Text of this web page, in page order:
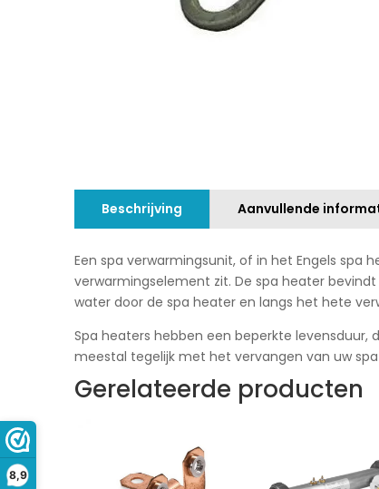
8,9
Beschrijving Aanvullende
Een spa verwarmingsunit, of in het Engels spa
verwarmingselement zit. De spa heater
water door de spa heater en langs het hete
Spa heaters hebben een beperkte levensduur,
meestal tegelijk met het vervangen van uw
Gerelateerde producten